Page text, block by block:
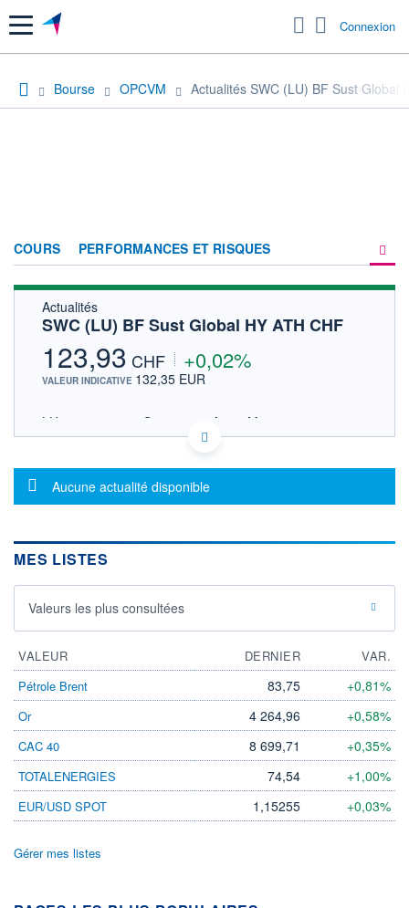
Menu Connexion
Bourse OPCVM Actualités SWC (LU) BF Sust Global
COURS PERFORMANCES ET RISQUES
FORUM
Actualités
SWC (LU) BF Sust Global HY ATH CHF
123,93 CHF +0,02%
VALEUR INDICATIVE 132,35 EUR
LU0556184884 - Swisscanto Asset Management
International S.A.
Consulter le prospectus / DIC
120
124
CATÉGORIE MORNINGSTAR
Obligations Internationales
Haut Rendement Couvertes
en CHF
FONDS PARTENAIRES
ÉLIGIBILITÉ
PEA PEA-PME BOURSOVIE LUX
BOURSOVIE
CTO BUSINESS
Message d'information
Aucune actualité disponible
MES LISTES
Valeurs les plus consultées
VALEUR DERNIER
VAR.
Pétrole Brent
83,75 +0,81%
Or 4 264,96 +0,58%
CAC 40 8 699,71 +0,35%
TOTALENERGIES 74,54 +1,00%
EUR/USD SPOT 1,15255 +0,03%
Gérer mes listes